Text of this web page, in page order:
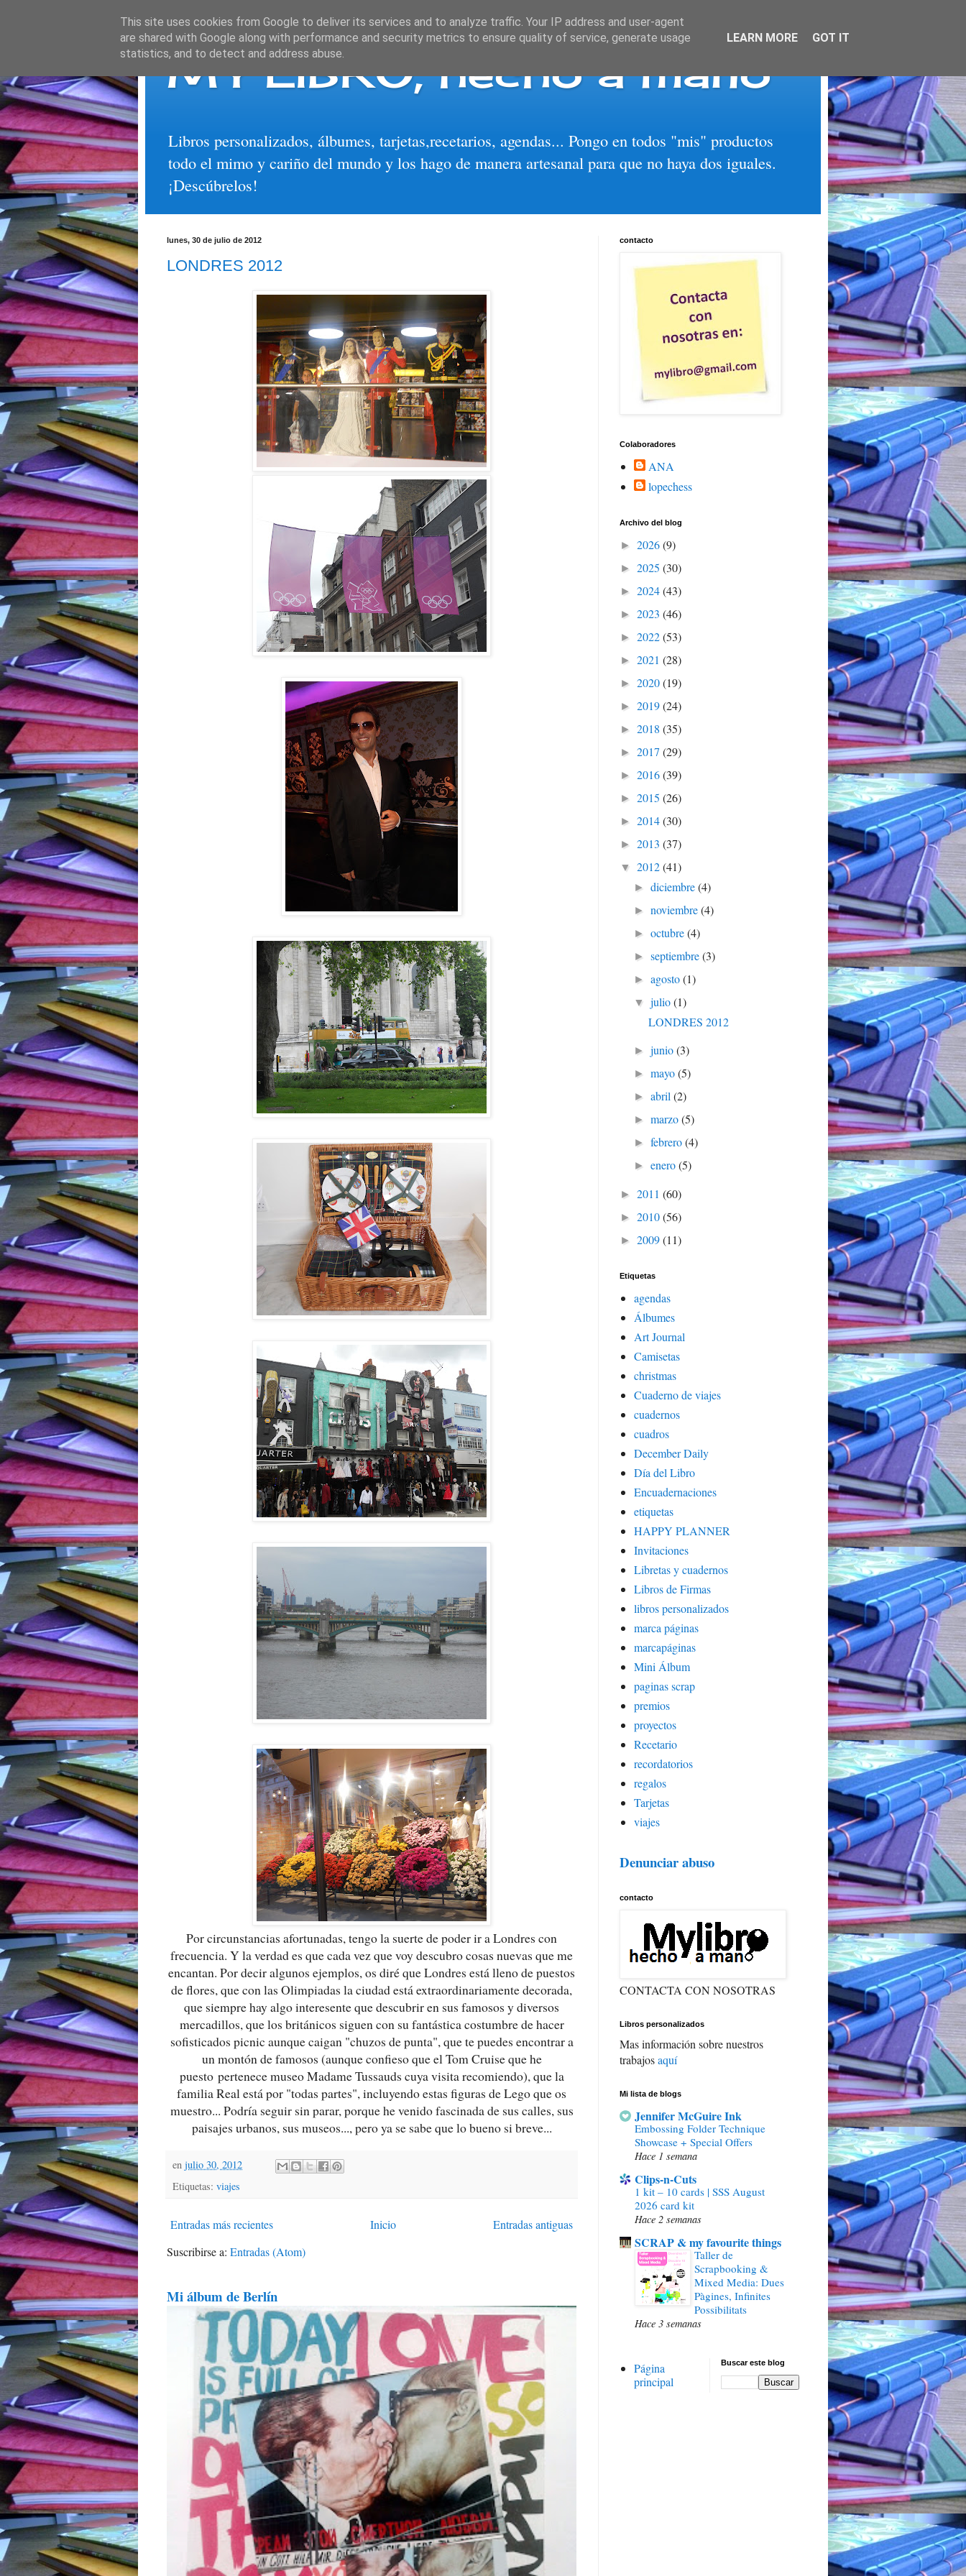
MY LIBRO, hecho a mano
Libros personalizados, álbumes, tarjetas,recetarios, agendas... Pongo en todos "mis" productos
todo el mimo y cariño del mundo y los hago de manera artesanal para que no haya dos iguales.
¡Descúbrelos!
lunes, 30 de julio de 2012
LONDRES 2012
Por circunstancias afortunadas, tengo la suerte de poder ir a Londres con
frecuencia. Y la verdad es que cada vez que voy descubro cosas nuevas que me
encantan. Por decir algunos ejemplos, os diré que Londres está lleno de puestos
de flores, que con las Olimpiadas la ciudad está extraordinariamente decorada,
que siempre hay algo interesente que descubrir en sus famosos y diversos
mercadillos, que los británicos siguen con su fantástica costumbre de hacer
sofisticados picnic aunque caigan "chuzos de punta", que te puedes encontrar a
un montón de famosos (aunque confieso que el Tom Cruise que he
puesto pertenece museo Madame Tussauds cuya visita recomiendo), que la
familia Real está por "todas partes", incluyendo estas figuras de Lego que os
muestro... Podría seguir sin parar, porque he venido fascinada de sus calles, sus
paisajes urbanos, sus museos..., pero ya se sabe que lo bueno si breve...
en julio 30, 2012
Etiquetas: viajes
Entradas más recientes Entradas antiguas
Inicio
Suscribirse a: Entradas (Atom)
Mi álbum de Berlín
contacto
Colaboradores
ANA
lopechess
Archivo del blog
► 2026(9)
► 2025 (30)
► 2024(43)
► 2023 (46)
► 2022(53)
► 2021 (28)
► 2020(19)
► 2019(24)
► 2018 (35)
► 2017 (29)
► 2016(39)
► 2015 (26)
► 2014(30)
► 2013 (37)
▼ 2012(41)
►diciembre(4)
►noviembre(4)
►octubre(4)
►septiembre(3)
►agosto(1)
▼julio(1)
LONDRES 2012
►junio(3)
►mayo(5)
►abril(2)
►marzo(5)
►febrero(4)
►enero(5)
► 2011 (60)
► 2010(56)
► 2009(11)
Etiquetas
agendas
Álbumes
Art Journal
Camisetas
christmas
Cuaderno de viajes
cuadernos
cuadros
December Daily
Día del Libro
Encuadernaciones
etiquetas
HAPPY PLANNER
Invitaciones
Libretas y cuadernos
Libros de Firmas
libros personalizados
marca páginas
marcapáginas
Mini Álbum
paginas scrap
premios
proyectos
Recetario
recordatorios
regalos
Tarjetas
viajes
Denunciar abuso
contacto
CONTACTA CON NOSOTRAS
Libros personalizados
Mas información sobre nuestros
trabajosaquí
Mi lista de blogs
Jennifer McGuire Ink
Embossing Folder Technique
Showcase + Special Offers
Hace 1 semana
Clips-n-Cuts
1 kit – 10 cards | SSS August
2026 card kit
Hace 2 semanas
SCRAP & my favourite things
Taller de
Scrapbooking &
Mixed Media: Dues
Pàgines, Infinites
Possibilitats
Hace 3 semanas
Página
principal
Buscar este blog
This site uses cookies from Google to deliver its services and to analyze traffic. Your IP address and user-agent
are shared with Google along with performance and security metrics to ensure quality of service, generate usage
statistics, and to detect and address abuse.
LEARN MORE GOT IT